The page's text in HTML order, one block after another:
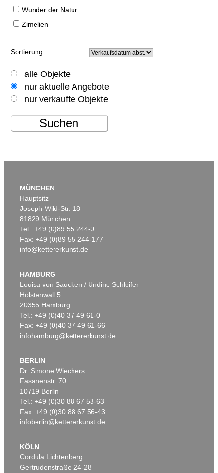
Wunder der Natur
Zimelien
Sortierung:
alle Objekte
nur aktuelle Angebote
nur verkaufte Objekte
Suchen
MÜNCHEN
Hauptsitz
Joseph-Wild-Str. 18
81829 München
Tel.: +49 (0)89 55 244-0
Fax: +49 (0)89 55 244-177
info@kettererkunst.de
HAMBURG
Louisa von Saucken / Undine Schleifer
Holstenwall 5
20355 Hamburg
Tel.: +49 (0)40 37 49 61-0
Fax: +49 (0)40 37 49 61-66
infohamburg@kettererkunst.de
BERLIN
Dr. Simone Wiechers
Fasanenstr. 70
10719 Berlin
Tel.: +49 (0)30 88 67 53-63
Fax: +49 (0)30 88 67 56-43
infoberlin@kettererkunst.de
KÖLN
Cordula Lichtenberg
Gertrudenstraße 24-28